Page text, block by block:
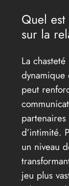
Quel est
sur la
La
dynamique
peut
d’intimité.
un niveau
jeu plus